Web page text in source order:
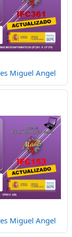
Miguel Angel
Miguel Angel